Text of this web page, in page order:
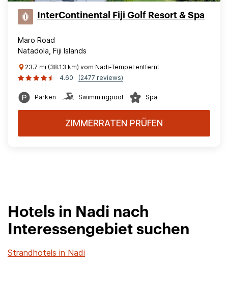
InterContinental Fiji Golf Resort & Spa
Maro Road
Natadola, Fiji Islands
23.7 mi (38.13 km) vom Nadi-Tempel entfernt
4.60
(2477 reviews)
Parken Swimmingpool Spa
ZIMMERRATEN PRÜFEN
Hotels in Nadi nach
Interessengebiet suchen
Strandhotels in Nadi